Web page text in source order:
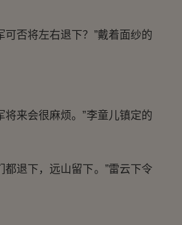
否将左右退下？”戴着面纱的
来会很麻烦。”李童儿镇定的
退下，远山留下。”雷云下令